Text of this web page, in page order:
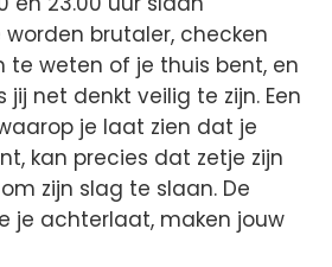
brutaler, checken
te weten of je thuis bent, en
net denkt veilig te zijn. Een
je laat zien dat je
kan precies dat zetje zijn
zijn slag te slaan. De
je achterlaat, maken jouw